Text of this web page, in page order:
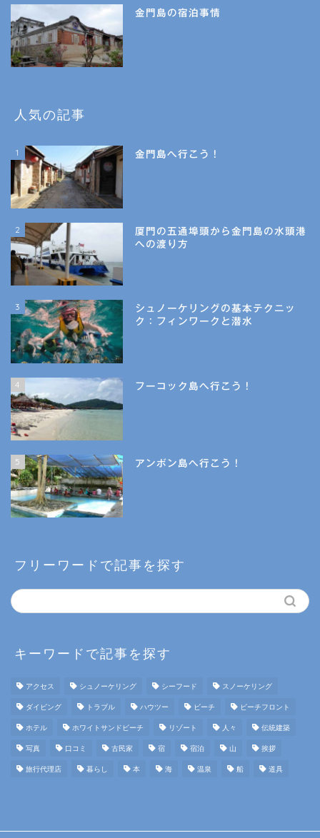
金門島の宿泊事情
人気の記事
1 金門島へ行こう！
2
厦門の五通埠頭から金門島の水頭港
への渡り方
3
シュノーケリングの基本テクニッ
ク：フィンワークと潜水
4 フーコック島へ行こう！
5 アンボン島へ行こう！
フリーワードで記事を探す
キーワードで記事を探す
アクセス シュノーケリング シーフード スノーケリング
ダイビング トラブル ハウツー ビーチ ビーチフロント
ホテル ホワイトサンドビーチ リゾート 人々 伝統建築
写真 口コミ 古民家 宿 宿泊 山 挨拶
旅行代理店 暮らし 本 海 温泉 船 道具